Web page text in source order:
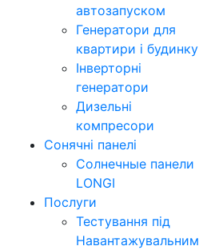
автозапуском
Генератори для
квартири і будинку
Інверторні
генератори
Дизельні
компресори
Сонячні панелі
Солнечные панели
LONGI
Послуги
Тестування під
Навантажувальним